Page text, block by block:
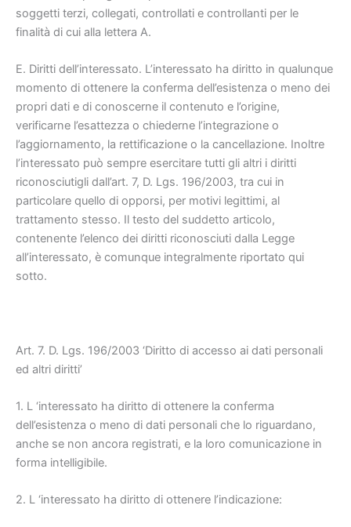
soggetti terzi, collegati, controllati e controllanti per le
finalità di cui alla lettera A.
E. Diritti dell’interessato. L’interessato ha diritto in qualunque
momento di ottenere la conferma dell’esistenza o meno dei
propri dati e di conoscerne il contenuto e l’origine,
verificarne l’esattezza o chiederne l’integrazione o
l’aggiornamento, la rettificazione o la cancellazione. Inoltre
l’interessato può sempre esercitare tutti gli altri i diritti
riconosciutigli dall’art. 7, D. Lgs. 196/2003, tra cui in
particolare quello di opporsi, per motivi legittimi, al
trattamento stesso. Il testo del suddetto articolo,
contenente l’elenco dei diritti riconosciuti dalla Legge
all’interessato, è comunque integralmente riportato qui
sotto.
Art. 7. D. Lgs. 196/2003 ‘Diritto di accesso ai dati personali
ed altri diritti’
1. L ‘interessato ha diritto di ottenere la conferma
dell’esistenza o meno di dati personali che lo riguardano,
anche se non ancora registrati, e la loro comunicazione in
forma intelligibile.
2. L ‘interessato ha diritto di ottenere l’indicazione: